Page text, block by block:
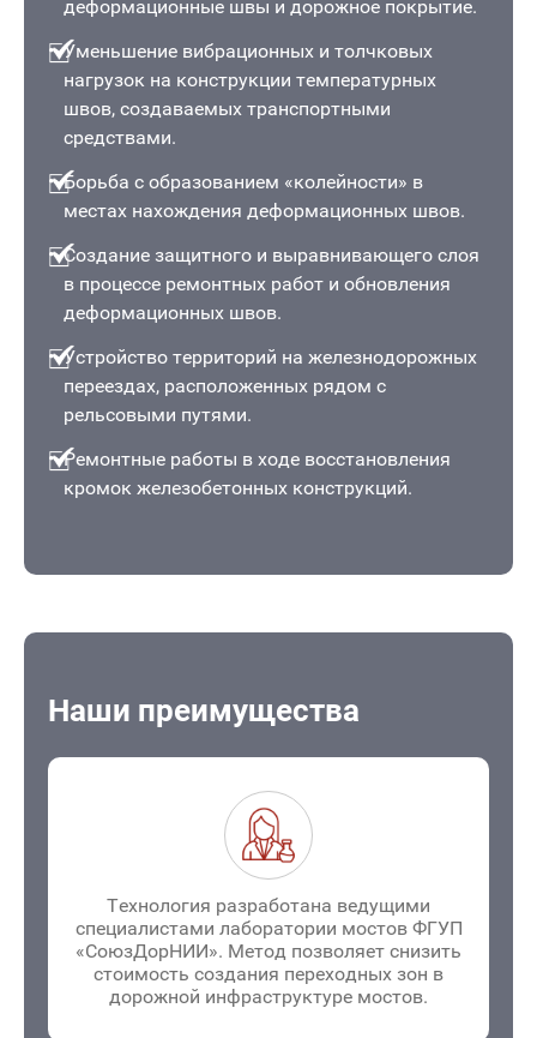
деформационные швы и дорожное покрытие.
Уменьшение вибрационных и толчковых
нагрузок на конструкции температурных
швов, создаваемых транспортными
средствами.
Борьба с образованием «колейности» в
местах нахождения деформационных швов.
Создание защитного и выравнивающего слоя
в процессе ремонтных работ и обновления
деформационных швов.
Устройство территорий на железнодорожных
переездах, расположенных рядом с
рельсовыми путями.
Ремонтные работы в ходе восстановления
кромок железобетонных конструкций.
Наши преимущества
Технология разработана ведущими
специалистами лаборатории мостов ФГУП
«СоюзДорНИИ». Метод позволяет снизить
стоимость создания переходных зон в
дорожной инфраструктуре мостов.